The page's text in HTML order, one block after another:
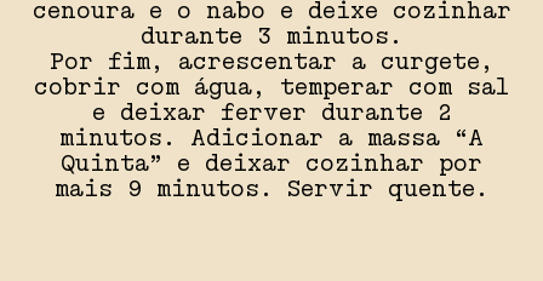
cenoura e o nabo e deixe cozinhar
durante 3 minutos.
Por fim, acrescentar a curgete,
cobrir com água, temperar com sal
e deixar ferver durante 2
minutos. Adicionar a massa “A
Quinta” e deixar cozinhar por
mais 9 minutos. Servir quente.